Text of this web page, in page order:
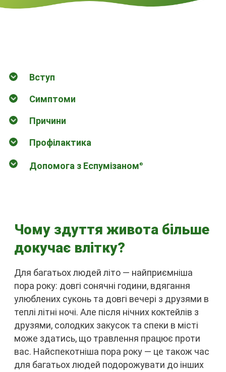
Вступ
Симптоми
Причини
Профілактика
Допомога з Еспумізаном®
Чому здуття живота більше
докучає влітку?
Для багатьох людей літо — найприємніша
пора року: довгі сонячні години, вдягання
улюблених суконь та довгі вечері з друзями в
теплі літні ночі. Але після нічних коктейлів з
друзями, солодких закусок та спеки в місті
може здатись, що травлення працює проти
вас. Найспекотніша пора року — це також час
для багатьох людей подорожувати до інших